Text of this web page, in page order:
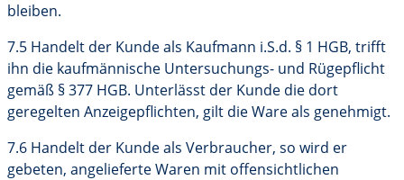
bleiben.
7.5 Handelt der Kunde als Kaufmann i.S.d. § 1 HGB, trifft
ihn die kaufmännische Untersuchungs- und Rügepflicht
gemäß § 377 HGB. Unterlässt der Kunde die dort
geregelten Anzeigepflichten, gilt die Ware als genehmigt.
7.6 Handelt der Kunde als Verbraucher, so wird er
gebeten, angelieferte Waren mit offensichtlichen